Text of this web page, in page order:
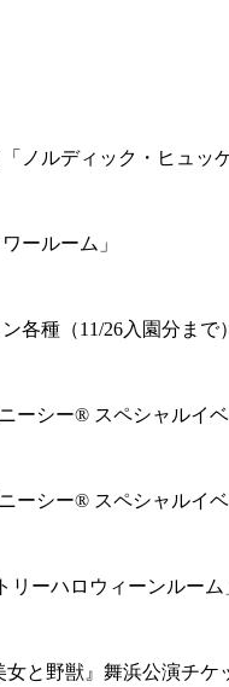
ノルディック・ヒュッ
ールーム」
各種（11/26入園分まで）
ーシー® スペシャルイ
ーシー® スペシャルイ
ーハロウィーンルーム
と野獣』舞浜公演チケ